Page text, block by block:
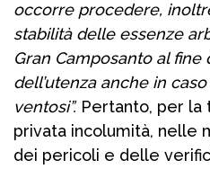
occorre procedere,
stabilità delle essenze
Gran Camposanto al
dell’utenza anche in
ventosi”. Pertanto, per la
privata incolumità, nelle
dei pericoli e delle